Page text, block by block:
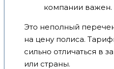
компании важен.
Это неполный
на цену полиса.
сильно отличаться в
или страны.